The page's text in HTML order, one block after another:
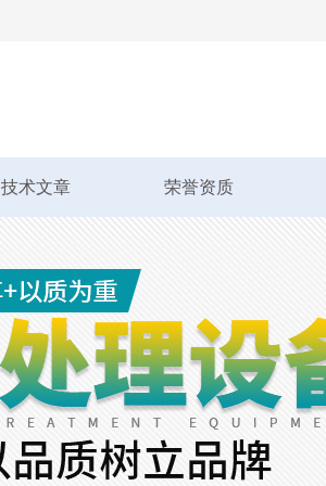
技术文章 荣誉资质